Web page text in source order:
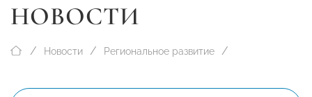
НОВОСТИ
Новости Региональное развитие